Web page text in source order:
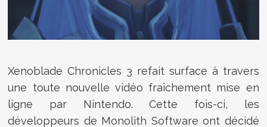
Xenoblade Chronicles 3 refait surface à travers
une toute nouvelle vidéo fraîchement mise en
ligne par Nintendo. Cette fois-ci, les
développeurs de Monolith Software ont décidé